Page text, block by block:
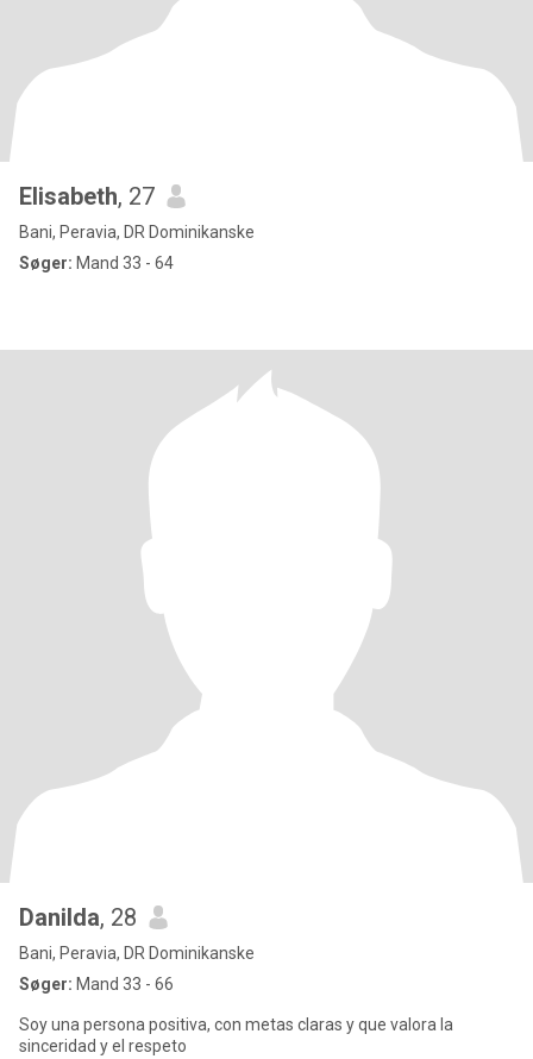
Elisabeth, 27
Bani, Peravia, DR Dominikanske
Søger: Mand 33 - 64
Danilda, 28
Bani, Peravia, DR Dominikanske
Søger: Mand 33 - 66
Soy una persona positiva, con metas claras y que valora la
sinceridad y el respeto